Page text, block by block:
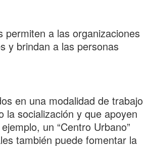
permiten a las organizaciones
y brindan a las personas
en una modalidad de trabajo
la socialización y que apoyen
un “Centro Urbano”
también puede fomentar la